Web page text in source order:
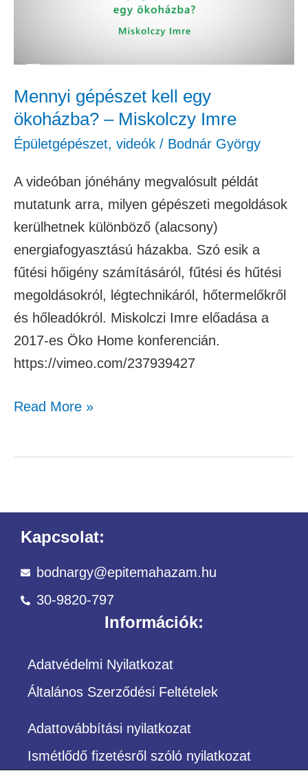
Mennyi gépészet kell egy
ökoházba? – Miskolczy Imre
Épületgépészet, videók / Bodnár György
A videóban jónéhány megvalósult példát
mutatunk arra, milyen gépészeti megoldások
kerülhetnek különböző (alacsony)
energiafogyasztású házakba. Szó esik a
fűtési hőigény számításáról, fűtési és hűtési
megoldásokról, légtechnikáról, hőtermelőkről
és hőleadókról. Miskolczi Imre előadása a
2017-es Öko Home konferencián.
https://vimeo.com/237939427
Miskolczy
Imre
Read More »
Kapcsolat:
bodnargy@epitemahazam.hu
30-9820-797
Információk:
Adatvédelmi Nyilatkozat
Általános Szerződési Feltételek
Adattovábbítási nyilatkozat
Ismétlődő fizetésről szóló nyilatkozat